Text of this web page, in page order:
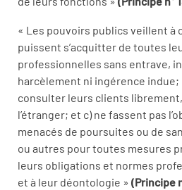
« Les pouvoirs publics veillent à
puissent s’acquitter de toutes
professionnelles sans entrave,
harcèlement ni ingérence indue;
consulter leurs clients librement,
l’étranger; et c) ne fassent pas
menacés de poursuites ou de
ou autres pour toutes mesures
leurs obligations et normes
et à leur déontologie » (Principe